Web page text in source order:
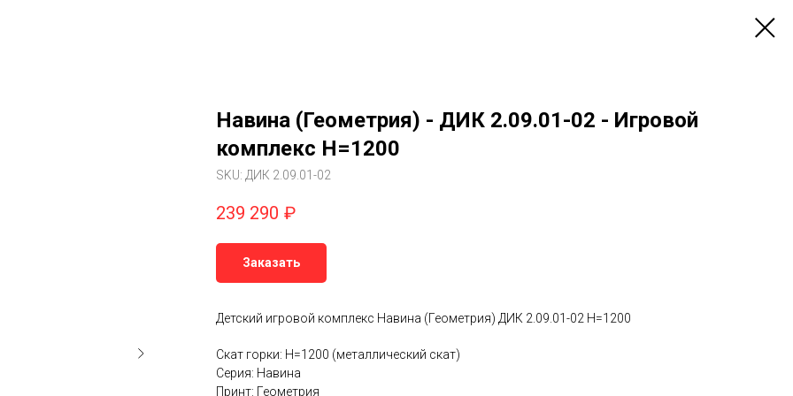
Навина (Геометрия) - ДИК 2.09.01-02 - Игровой
комплекс H=1200
SKU: ДИК 2.09.01-02
239 290 ₽
Заказать
Детский игровой комплекс Навина (Геометрия) ДИК 2.09.01-02 H=1200
Скат горки: H=1200 (металлический скат)
Серия: Навина
Принт: Геометрия